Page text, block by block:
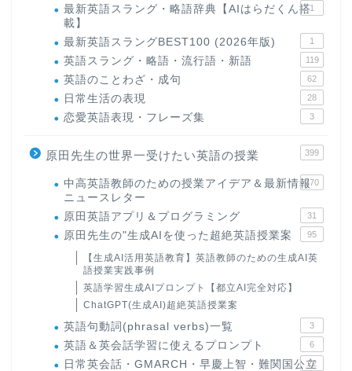
最新英語スラング・略語辞典【AIはらだくん搭
載】
1
最新英語スラングBEST100 (2026年版) 1
英語スラング・略語・流行語・新語 119
英語のことわざ・成句 62
日常生活の表現 28
恋愛英語表現・フレーズ集 3
原田先生の世界一受けたい英語の授業 399
中高英語教師のための授業アイデア＆最新情報
ニュースレター
170
原田英語アプリ＆プログラミング 31
原田先生の"生成AIを使った超絶英語授業案 95
【生成AI活用英語教育】英語教師のための生成AI英
語授業実践事例
英語学習生成AIプロンプト【都立AI完全対応】
ChatGPT(生成AI)超絶英語授業案
英語句動詞(phrasal verbs)一覧 3
英語＆英会話学習に使えるプロンプト 6
日常英会話・GMARCH・早慶上智・難関国公立
22